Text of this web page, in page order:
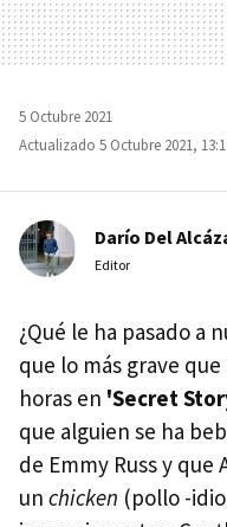
5 Octubre 2021
Actualizado 5 Octubre 2021,
Darío Del
Editor
¿Qué le ha pasado a
que lo más grave
horas en 'Secret
que alguien se ha
de Emmy Russ y
un chicken (pollo -